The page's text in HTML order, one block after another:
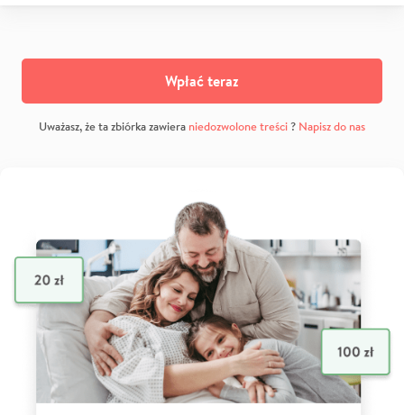
Wpłać teraz
Uważasz, że ta zbiórka zawiera niedozwolone treści? Napisz do nas